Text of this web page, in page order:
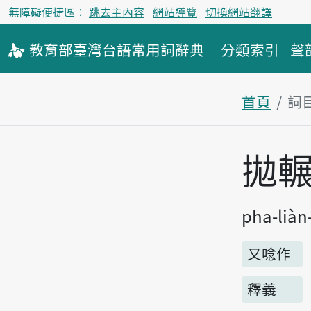
無障礙便捷區： 跳去主內容 網站導覽 切換網站翻譯
教育部臺灣台語常用詞辭典 分類索引 聲
首頁 詞
主內容區
拋
pha-
又唸作
釋義